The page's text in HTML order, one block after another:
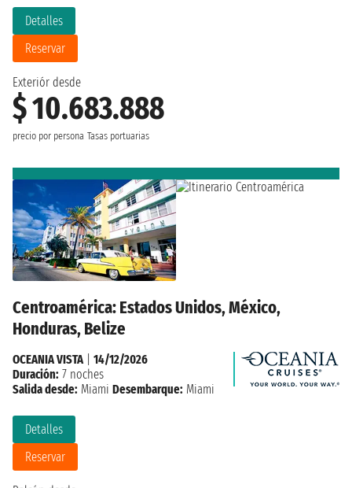
Exteriór desde
$ 10.683.888
precio por persona Tasas portuarias
Detalles
Reservar
Centroamérica: Estados Unidos, México,
Honduras, Belize
Detalles
Reservar
OCEANIA VISTA| 14/12/2026
Duración: 7 noches
Salida desde: Miami Desembarque: Miami